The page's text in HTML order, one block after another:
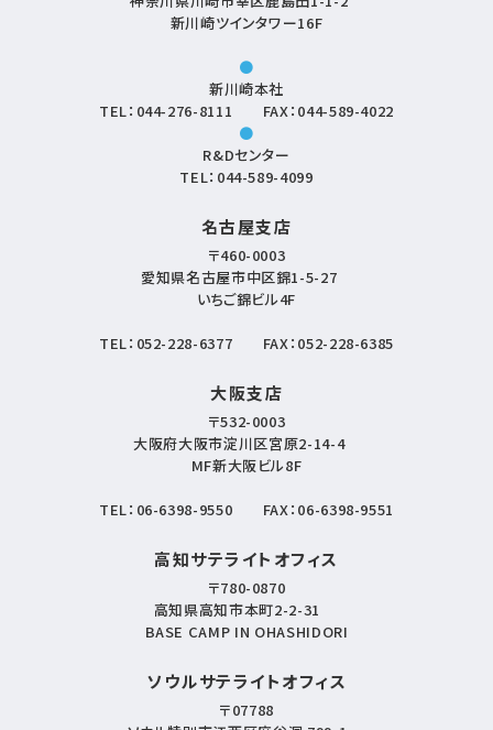
新川崎ツインタワー16F
●
新川崎本社
TEL： 044-276-8111 FAX：044-589-4022
●
R&Dセンター
TEL： 044-589-4099
名古屋支店
〒460-0003
愛知県名古屋市中区錦1-5-27
いちご錦ビル4F
TEL： 052-228-6377 FAX：052-228-6385
大阪支店
〒532-0003
大阪府大阪市淀川区宮原2-14-4
MF新大阪ビル8F
TEL： 06-6398-9550 FAX：06-6398-9551
高知サテライトオフィス
〒780-0870
高知県高知市本町2-2-31
BASE CAMP IN OHASHIDORI
ソウルサテライトオフィス
〒07788